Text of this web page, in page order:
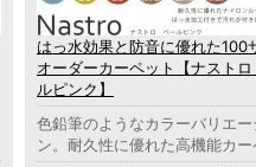
はっ水効果と防音に優れた100
オーダーカーペット【ナスト
ルピンク】
色鉛筆のようなカラーバリエー
ン。耐久性に優れた高機能カー